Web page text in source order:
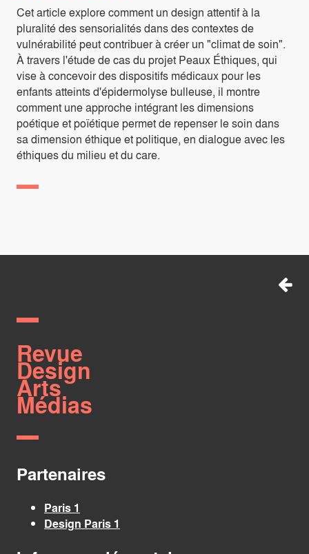
Cet article explore comment un design attentif à la
pluralité des sensorialités dans des contextes de
vulnérabilité peut contribuer à créer un "climat de soin".
À travers l'étude de cas du projet Peaux Éthiques, qui
vise à concevoir des dispositifs médicaux pour les
enfants atteints d'épidermolyse bulleuse, il montre
comment une approche intégrant les dimensions
poétique et poïétique permet de repenser le soin dans
sa dimension éthique et politique, en dialogue avec les
éthiques du milieu et du care.
Revue
Design
Arts
Médias
Partenaires
Paris 1
Design Paris 1